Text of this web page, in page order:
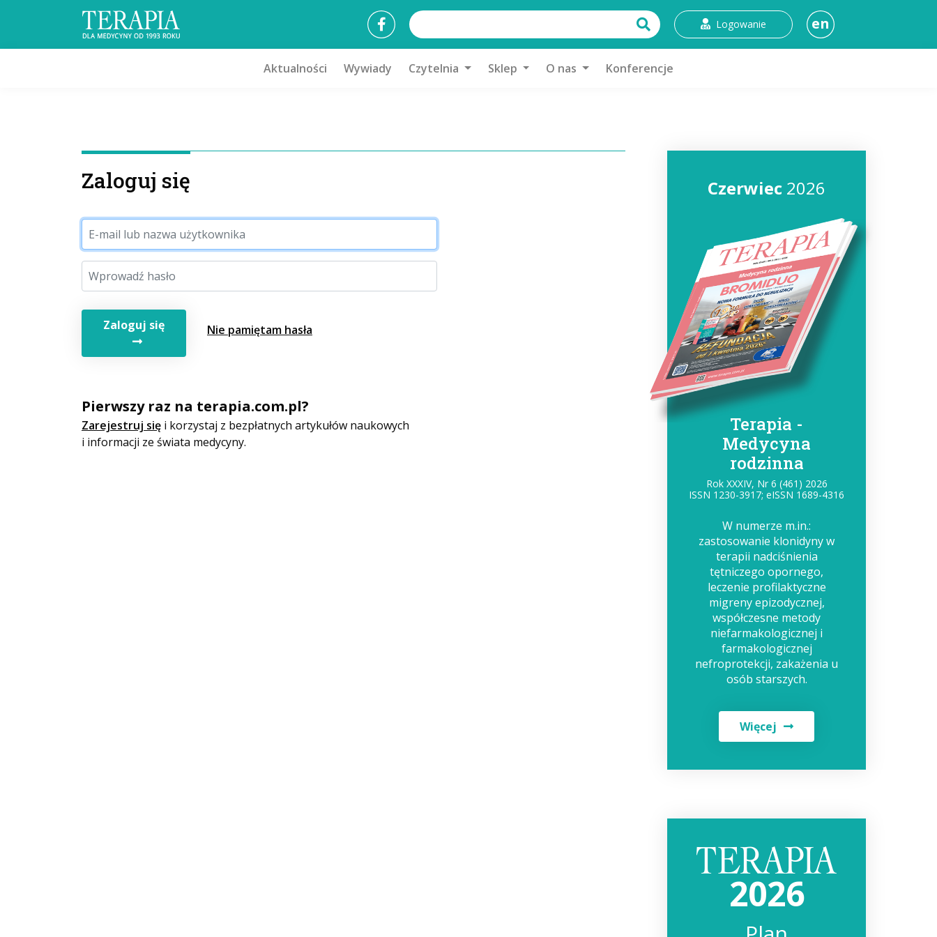
Logowanie en
Aktualności Wywiady Czytelnia Sklep O nas Konferencje
Zaloguj się
Zaloguj się Nie pamiętam hasła
Pierwszy raz na terapia.com.pl?
Zarejestruj się i korzystaj z bezpłatnych artykułów naukowych
i informacji ze świata medycyny.
Czerwiec 2026
Terapia -
Medycyna
rodzinna
Rok XXXIV, Nr 6 (461) 2026
ISSN 1230-3917; eISSN 1689-4316
W numerze m.in.:
zastosowanie klonidyny w
terapii nadciśnienia
tętniczego opornego,
leczenie profilaktyczne
migreny epizodycznej,
współczesne metody
niefarmakologicznej i
farmakologicznej
nefroprotekcji, zakażenia u
osób starszych.
Więcej
2026